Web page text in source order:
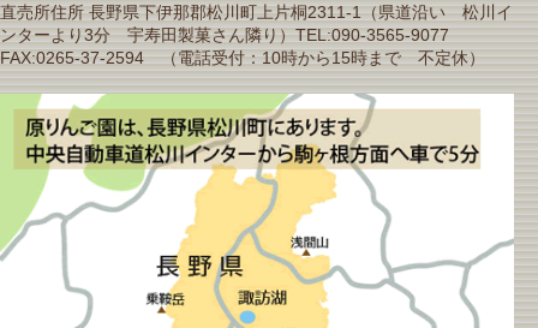
直売所住所 長野県下伊那郡松川町上片桐2311-1（県道沿い 松川イ
ンターより3分 宇寿田製菓さん隣り）TEL:090-3565-9077
FAX:0265-37-2594 （電話受付：10時から15時まで 不定休）